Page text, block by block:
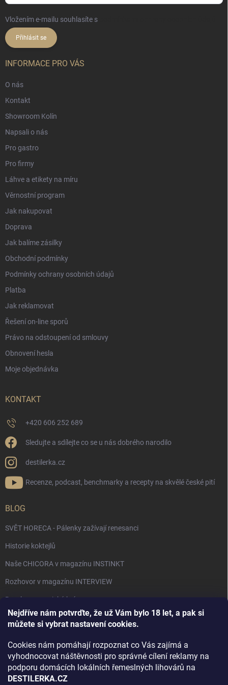
Nejdříve nám potvrďte, že už Vám bylo 18 let, a pak si
můžete si vybrat nastavení cookies.
Cookies nám pomáhají rozpoznat co Vás zajímá a
vyhodnocovat náštěvnosti pro správné cílení reklamy na
podporu domácích lokálních řemeslných lihovárů na
DESTILERKA.CZ
Vložením e-mailu souhlasíte s
Přihlásit se
INFORMACE PRO VÁS
O nás
Kontakt
Showroom Kolín
Napsali o nás
Pro gastro
Pro firmy
Láhve a etikety na míru
Věrnostní program
Jak nakupovat
Doprava
Jak balíme zásilky
Obchodní podmínky
Podmínky ochrany osobních údajů
Platba
Jak reklamovat
Řešení on-line sporů
Právo na odstoupení od smlouvy
Obnovení hesla
Moje objednávka
KONTAKT
+420 606 252 689
Sledujte a sdílejte co se u nás dobrého narodilo
destilerka.cz
Recenze, podcast, benchmarky a recepty na skvělé české pití
BLOG
SVĚT HORECA - Pálenky zažívají renesanci
Historie koktejlů
Naše CHICORA v magazínu INSTINKT
Rozhovor v magazínu INTERVIEW
Bourbon, americká krása.
Napsali v TÝDNU o naší práci
Rozhovor s DESTILERKA.CZ v magazínu DRINKING-CAT
Jak vybrat dárek na Vánoce